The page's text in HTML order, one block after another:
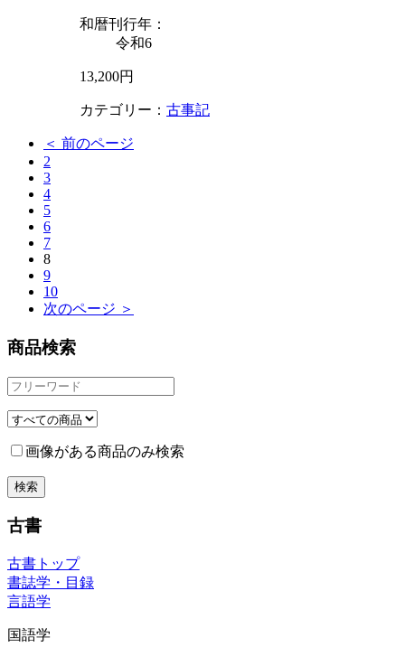
和暦刊行年：
令和6
13,200円
カテゴリー： 古事記
＜ 前のページ
2
3
4
5
6
7
8
9
10
次のページ ＞
商品検索
画像がある商品のみ検索
古書
古書トップ
書誌学・目録
言語学
国語学